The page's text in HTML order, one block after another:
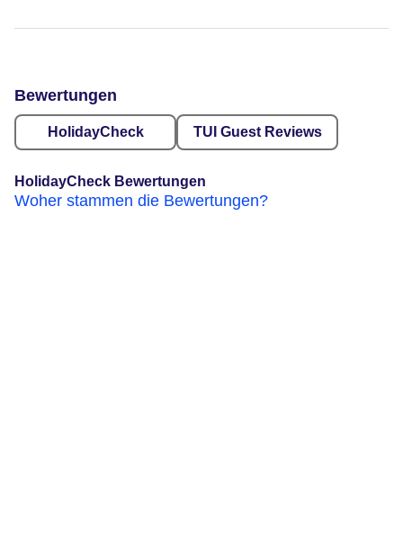
Bewertungen
HolidayCheck TUI Guest Reviews
HolidayCheck Bewertungen
Woher stammen die Bewertungen?